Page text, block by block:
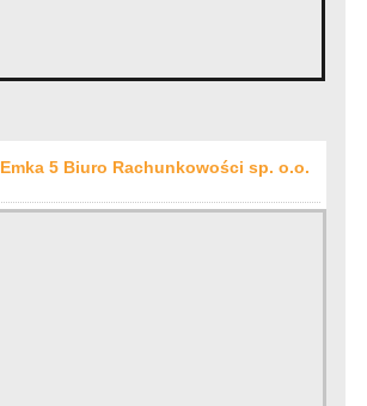
Emka 5 Biuro Rachunkowości sp. o.o.